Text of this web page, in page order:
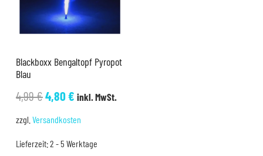
Blackboxx Bengaltopf Pyropot
Blau
4,99€Ursprünglicher
4,99 €
4,80€Aktueller
4,80 €.
inkl. MwSt.
zzgl. Versandkosten
Lieferzeit:2 - 5 Werktage